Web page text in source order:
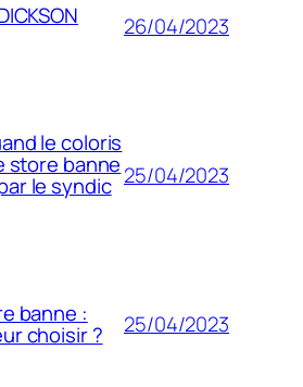
26/04/2023
le coloris
store banne
le syndic 25/04/2023
banne :
choisir ? 25/04/2023